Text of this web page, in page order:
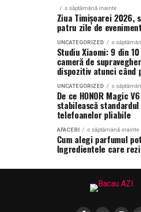
o săptămână inainte
Ziua Timișoarei 2026,
patru zile de
UNCATEGORIZED o
Studiu Xiaomi: 9 din
cameră de
dispozitiv atunci când
UNCATEGORIZED o
De ce HONOR Magic
stabilească
telefoanelor pliabile
AFACERI o săptămână inainte
Cum alegi parfumul
Ingredientele care